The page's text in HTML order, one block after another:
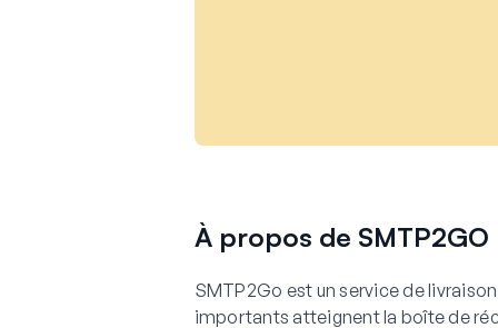
À propos de SMTP2GO
SMTP2Go est un service de
importants atteignent la boîte de